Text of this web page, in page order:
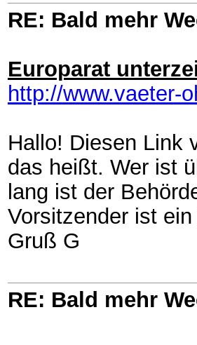
RE: Bald mehr
Europarat
http://www.vaeter-
Hallo! Diesen Link
das heißt. Wer ist
lang ist der
Vorsitzender ist
Gruß G
RE: Bald mehr